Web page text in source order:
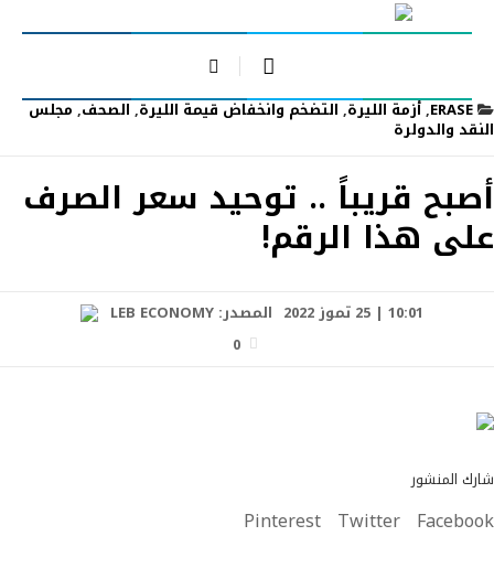
ERASE
,أزمة الليرة,التضخم وانخفاض قيمة الليرة,الصحف,مجلس
النقد والدولرة
أصبح قريباً .. توحيد سعر الصرف
على هذا الرقم!
10:01 | 25 تموز 2022 المصدر:LEB ECONOMY
0
شارك المنشور
Facebook
Twitter
Pinterest